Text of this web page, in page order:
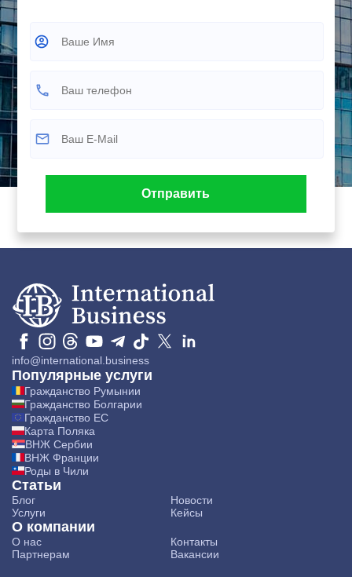
info@international.business
Популярные услуги
Гражданство Румынии
Гражданство Болгарии
Гражданство ЕС
Карта Поляка
ВНЖ Сербии
ВНЖ Франции
Роды в Чили
Статьи
Блог
Новости
Услуги
Кейсы
О компании
О нас
Контакты
Партнерам
Вакансии